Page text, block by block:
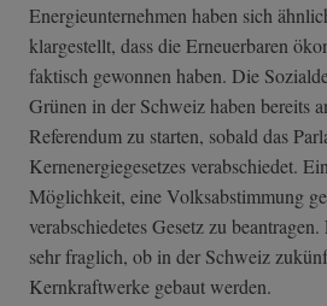
Energieunternehmen haben sich
klargestellt, dass die Erneuerbaren
faktisch gewonnen haben. Die
Grünen in der Schweiz haben bereits
Referendum zu starten, sobald das
Kernenergiegesetzes verabschiedet.
Möglichkeit, eine Volksabstimmung
verabschiedetes Gesetz zu
sehr fraglich, ob in der Schweiz
Kernkraftwerke gebaut werden.